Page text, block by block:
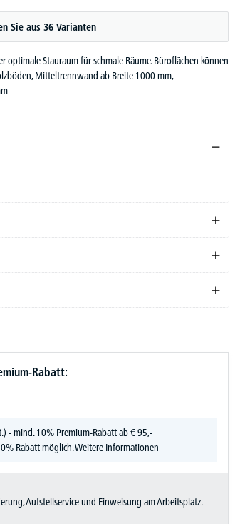
Sie aus 36 Varianten
optimale Stauraum für schmale Räume. Büroflächen können
Mitteltrennwand ab Breite 1000 mm,
Rabatt:
- mind. 10% Premium-Rabatt ab € 95,-
Rabatt möglich.Weitere Informationen
Aufstellservice und Einweisung am Arbeitsplatz.